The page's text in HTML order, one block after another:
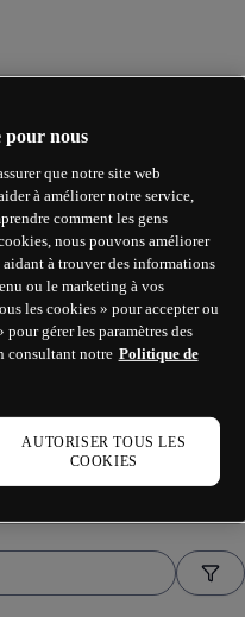
ou d’analyse
scalping, le monde
en approches
collection de
découvrez des
des éclairages qui
trading. Des sujets
y sont
la configuration qui
personnelle et
pour nous
que notre site web
à améliorer notre service,
comment les gens
nous pouvons améliorer
à trouver des informations
ou le marketing à vos
les cookies » pour accepter ou
gérer les paramètres des
consultant notre Politique de
AUTORISER TOUS LES
COOKIES